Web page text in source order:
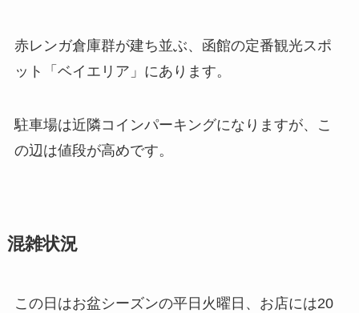
赤レンガ倉庫群が建ち並ぶ、函館の定番観光スポ
ット「ベイエリア」にあります。
駐車場は近隣コインパーキングになりますが、こ
の辺は値段が高めです。
混雑状況
この日はお盆シーズンの平日火曜日、お店には20